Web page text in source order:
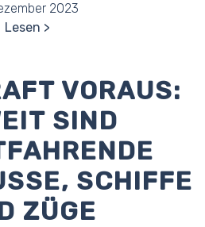
2023
Lesen
VORAUS:
SIND
SCHIFFE
ZÜGE